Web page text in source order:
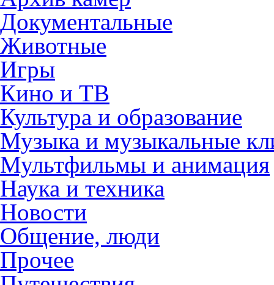
Документальные
Животные
Игры
Кино и ТВ
Культура и образование
Музыка и музыкальные
Мультфильмы и анимация
Наука и техника
Новости
Общение, люди
Прочее